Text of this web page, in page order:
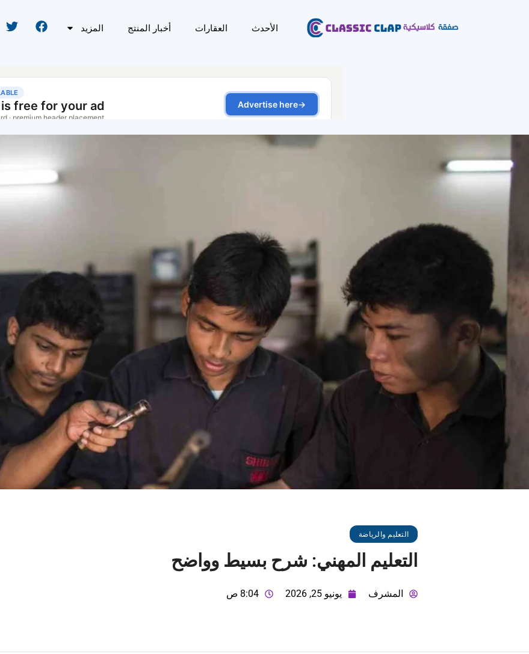
الأحدث العقارات أخبار المنتج المزيد
التعليم والرياضة
التعليم المهني: شرح بسيط وواضح
المشرف يونيو 25, 2026 8:04 ص